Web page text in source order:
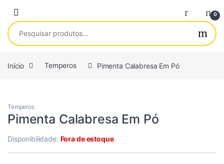
0
Pesquisar por:
Início Temperos Pimenta Calabresa Em Pó
Temperos
Pimenta Calabresa Em Pó
Disponibilidade: Fora de estoque